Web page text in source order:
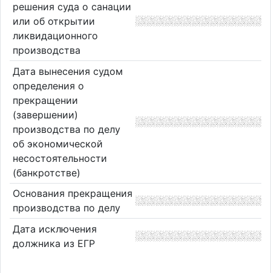
решения суда о санации
или об открытии
ликвидационного
производства
Дата вынесения судом
определения о
прекращении
(завершении)
производства по делу
об экономической
несостоятельности
(банкротстве)
Основания прекращения
производства по делу
Дата исключения
должника из ЕГР